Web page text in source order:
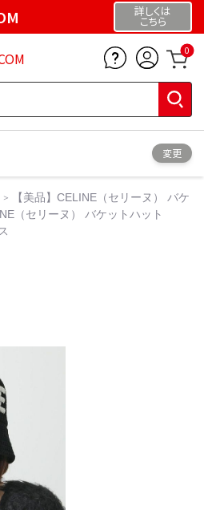
詳しくは
こちら
0
変更
【美品】CELINE（セリーヌ） バケ
（セリーヌ） バケットハット